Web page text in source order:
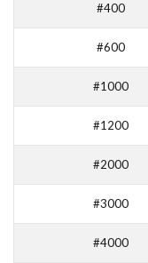
を
け
こ
#400
#600
#1000
#1200
#2000
#3000
#4000